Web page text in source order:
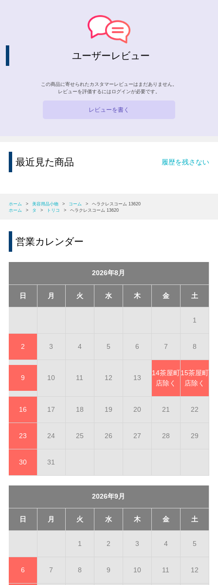
ユーザーレビュー
この商品に寄せられたカスタマーレビューはまだありません。
レビューを評価するには ログインが必要です。
レビューを書く
最近見た商品 履歴を残さない
ホーム > 美容用品小物 > コーム >
ヘラクレスコーム 13620
ホーム
> タ > トリコ > ヘラクレスコーム 13620
営業カレンダー
2026年8月
日 月 火 水 木 金 土
1
2 3 4 5 6 7 8
9 10 11 12 13
14茶屋町
店除く
15茶屋町
店除く
16 17 18 19 20 21 22
23 24 25 26 27 28 29
30 31
2026年9月
日 月 火 水 木 金 土
1 2 3 4 5
6 7 8 9 10 11 12